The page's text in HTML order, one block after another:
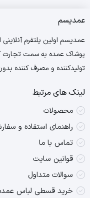
عمدیسم
عمدیسم اولین پلتفرم
پوشاک عمده به سمت تجارت
تولیدکننده و مصرف کننده
لینک های مرتبط
محصولات
راهنمای استفاده و
تماس با ما
قوانین سایت
سوالات متداول
خرید قسطی لباس